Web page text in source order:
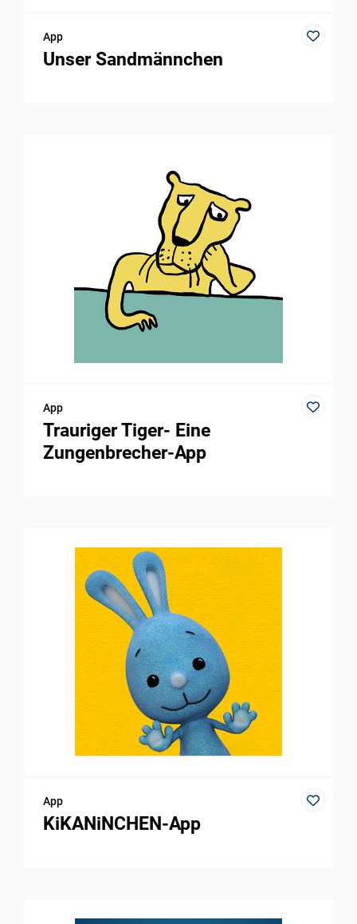
App
Unser Sandmännchen
App
Trauriger Tiger- Eine
Zungenbrecher-App
App
KiKANiNCHEN-App